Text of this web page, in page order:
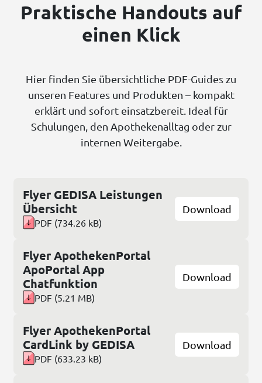
Praktische Handouts auf
einen Klick
Hier finden Sie übersichtliche PDF-Guides zu
unseren Features und Produkten – kompakt
erklärt und sofort einsatzbereit. Ideal für
Schulungen, den Apothekenalltag oder zur
internen Weitergabe.
Flyer GEDISA Leistungen
Übersicht
PDF (734.26 kB)
Download
Flyer ApothekenPortal
ApoPortal App
Chatfunktion
PDF (5.21 MB)
Download
Flyer ApothekenPortal
CardLink by GEDISA
PDF (633.23 kB)
Download